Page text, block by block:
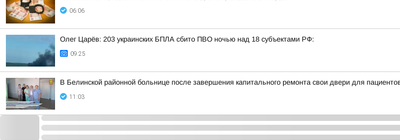
06:06
Олег Царёв: 203 украинских БПЛА сбито ПВО ночью над 18 субъектами РФ:
09:25
В Белинской районной больнице после завершения капитального ремонта свои двери для
11:03